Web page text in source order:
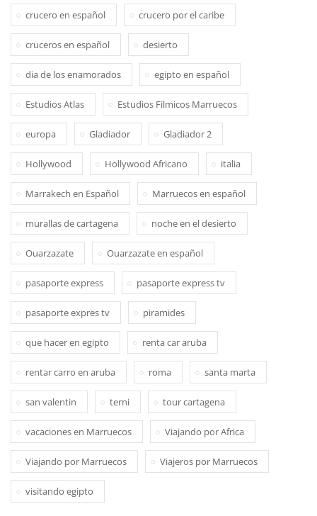
crucero en español crucero por el caribe
cruceros en español desierto
dia de los enamorados egipto en español
Estudios Atlas Estudios Filmicos Marruecos
europa Gladiador Gladiador 2
Hollywood Hollywood Africano italia
Marrakech en Español Marruecos en español
murallas de cartagena noche en el desierto
Ouarzazate Ouarzazate en español
pasaporte express pasaporte express tv
pasaporte expres tv piramides
que hacer en egipto renta car aruba
rentar carro en aruba roma santa marta
san valentin terni tour cartagena
vacaciones en Marruecos Viajando por Africa
Viajando por Marruecos Viajeros por Marruecos
visitando egipto